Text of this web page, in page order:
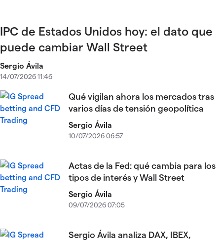
IPC de Estados Unidos hoy: el dato que
puede cambiar Wall Street
Sergio Ávila
14/07/2026 11:46
Qué vigilan ahora los mercados tras
varios días de tensión geopolítica
Sergio Ávila
10/07/2026 06:57
Actas de la Fed: qué cambia para los
tipos de interés y Wall Street
Sergio Ávila
09/07/2026 07:05
Sergio Ávila analiza DAX, IBEX,